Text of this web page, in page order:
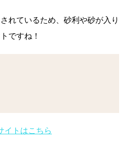
れているため、砂利や砂が入り
ですね！
イトはこちら